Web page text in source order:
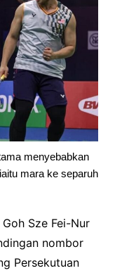
menyebabkan
mara ke separuh
Sze Fei-Nur
nombor
Persekutuan